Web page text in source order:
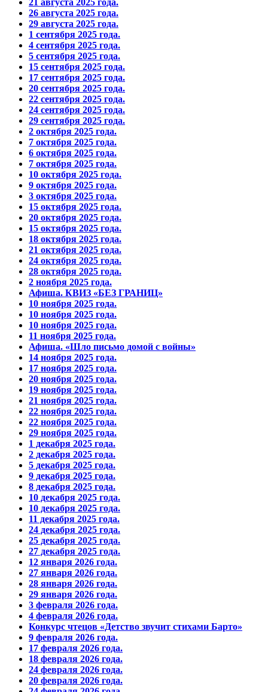
26 августа 2025 года.
29 августа 2025 года.
1 сентября 2025 года.
4 сентября 2025 года.
5 сентября 2025 года.
15 сентября 2025 года.
17 сентября 2025 года.
20 сентября 2025 года.
22 сентября 2025 года.
24 сентября 2025 года.
29 сентября 2025 года.
2 октября 2025 года.
7 октября 2025 года.
6 октября 2025 года.
7 октября 2025 года.
10 октября 2025 года.
9 октября 2025 года.
3 октября 2025 года.
15 октября 2025 года.
20 октября 2025 года.
15 октября 2025 года.
18 октября 2025 года.
21 октября 2025 года.
24 октября 2025 года.
28 октября 2025 года.
2 ноября 2025 года.
Афиша. КВИЗ «БЕЗ ГРАНИЦ»
10 ноября 2025 года.
10 ноября 2025 года.
10 ноября 2025 года.
11 ноября 2025 года.
Афиша. «Шло письмо домой с войны»
14 ноября 2025 года.
17 ноября 2025 года.
20 ноября 2025 года.
19 ноября 2025 года.
21 ноября 2025 года.
22 ноября 2025 года.
22 ноября 2025 года.
29 ноября 2025 года.
1 декабря 2025 года.
2 декабря 2025 года.
5 декабря 2025 года.
9 декабря 2025 года.
8 декабря 2025 года.
10 декабря 2025 года.
10 декабря 2025 года.
11 декабря 2025 года.
24 декабря 2025 года.
25 декабря 2025 года.
27 декабря 2025 года.
12 января 2026 года.
27 января 2026 года.
28 января 2026 года.
29 января 2026 года.
3 февраля 2026 года.
4 февраля 2026 года.
Конкурс чтецов «Детство звучит стихами Барто»
9 февраля 2026 года.
17 февраля 2026 года.
18 февраля 2026 года.
24 февраля 2026 года.
20 февраля 2026 года.